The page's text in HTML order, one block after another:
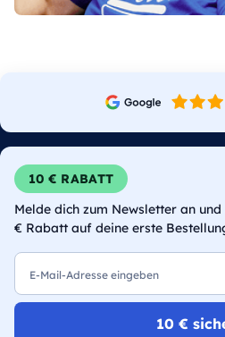
10 € RABATT
Melde dich zum Newsletter an
€ Rabatt auf deine erste
10 €